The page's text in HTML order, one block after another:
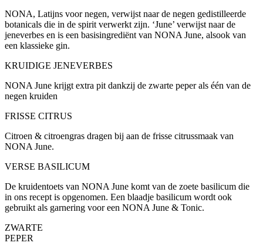
NONA, Latijns voor negen, verwijst naar de negen gedistilleerde
botanicals die in de spirit verwerkt zijn. ‘June’ verwijst naar de
jeneverbes en is een basisingrediënt van NONA June, alsook van
een klassieke gin.
KRUIDIGE JENEVERBES
NONA June krijgt extra pit dankzij de zwarte peper als één van de
negen kruiden
FRISSE CITRUS
Citroen & citroengras dragen bij aan de frisse citrussmaak van
NONA June.
VERSE BASILICUM
De kruidentoets van NONA June komt van de zoete basilicum die
in ons recept is opgenomen. Een blaadje basilicum wordt ook
gebruikt als garnering voor een NONA June & Tonic.
ZWARTE
PEPER